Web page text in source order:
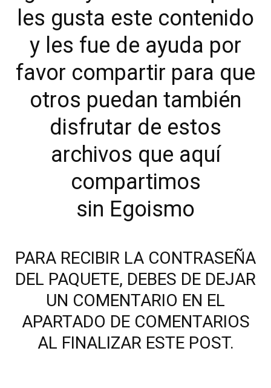
les gusta este contenido
y les fue de ayuda por
favor compartir para que
otros puedan también
disfrutar de estos
archivos que aquí
compartimos
sin Egoismo
PARA RECIBIR LA CONTRASEÑA
DEL PAQUETE, DEBES DE DEJAR
UN COMENTARIO EN EL
APARTADO DE COMENTARIOS
AL FINALIZAR ESTE POST.